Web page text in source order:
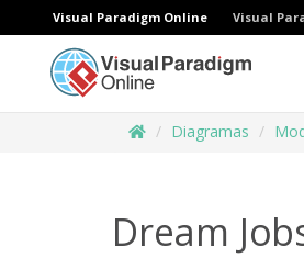
Visual Paradigm Online Visual
Diagramas
Dream